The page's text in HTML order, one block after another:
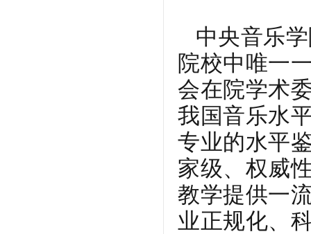
中央音乐学
院校中唯一
会在院学术
我国音乐水
专业的水平
家级、权威
教学提供一
业正规化、